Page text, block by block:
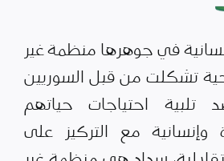
في جوهرها منظمة غير
تشكلت من قبل السوريين
تلبية احتياجات حياتهم
وإنسانية مع التركيز على